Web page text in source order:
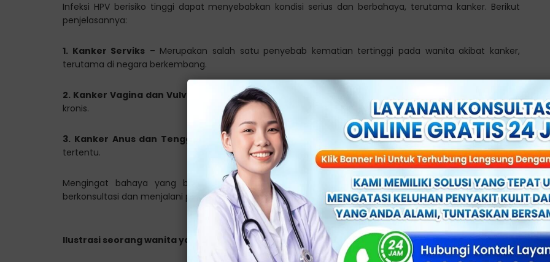
Infeksi HPV berisiko tinggi dapat menyebabkan kondisi serius dan berbahaya, terutama kanker. Berikut
penjelasannya:
1. Kanker Serviks – Merupakan salah satu penyebab kematian tertinggi pada wanita akibat kanker,
terutama di negara berkembang.
2. Kanker Vagina dan Vulva
– Meski lebih jarang terjadi, tetap berpotensi terjadi akibat infeksi virus HPV
kronis.
3. Kanker Anus dan Tenggorokan– Bisa dialami pria maupun wanita yang terinfeksi virus HPV tipe
tertentu.
Mengingat bahaya yang bisa terjadi, dokterKlinik Utama Sentosamenyarankan untuk segera
berkonsultasi dan menjalani pengobatan medis jika mengalami gejala mencurigakan.
Ilustrasi seorang wanita yang mengalami gejala HPV